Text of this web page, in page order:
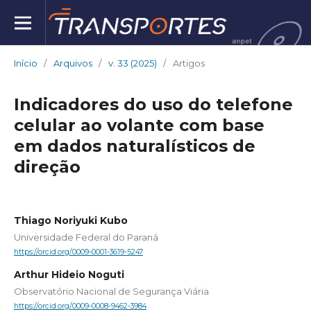
Início / Arquivos / v. 33 (2025) / Artigos
Indicadores do uso do telefone
celular ao volante com base
em dados naturalísticos de
direção
Thiago Noriyuki Kubo
Universidade Federal do Paraná
https://orcid.org/0009-0001-3619-5247
Arthur Hideio Noguti
Observatório Nacional de Segurança Viária
https://orcid.org/0009-0008-9462-3984